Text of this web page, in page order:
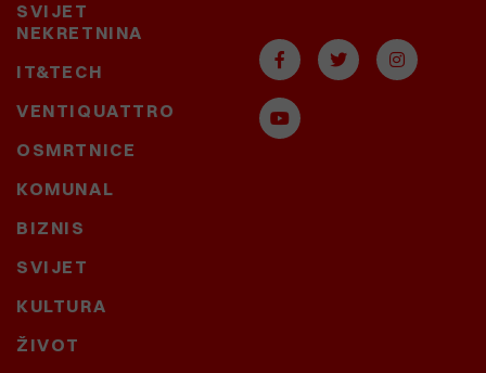
SVIJET
NEKRETNINA
IT&TECH
VENTIQUATTRO
OSMRTNICE
KOMUNAL
BIZNIS
SVIJET
KULTURA
ŽIVOT